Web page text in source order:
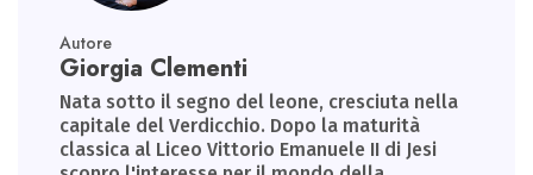
Autore
Giorgia Clementi
Nata sotto il segno del leone, cresciuta nella
capitale del Verdicchio. Dopo la maturità
classica al Liceo Vittorio Emanuele II di Jesi